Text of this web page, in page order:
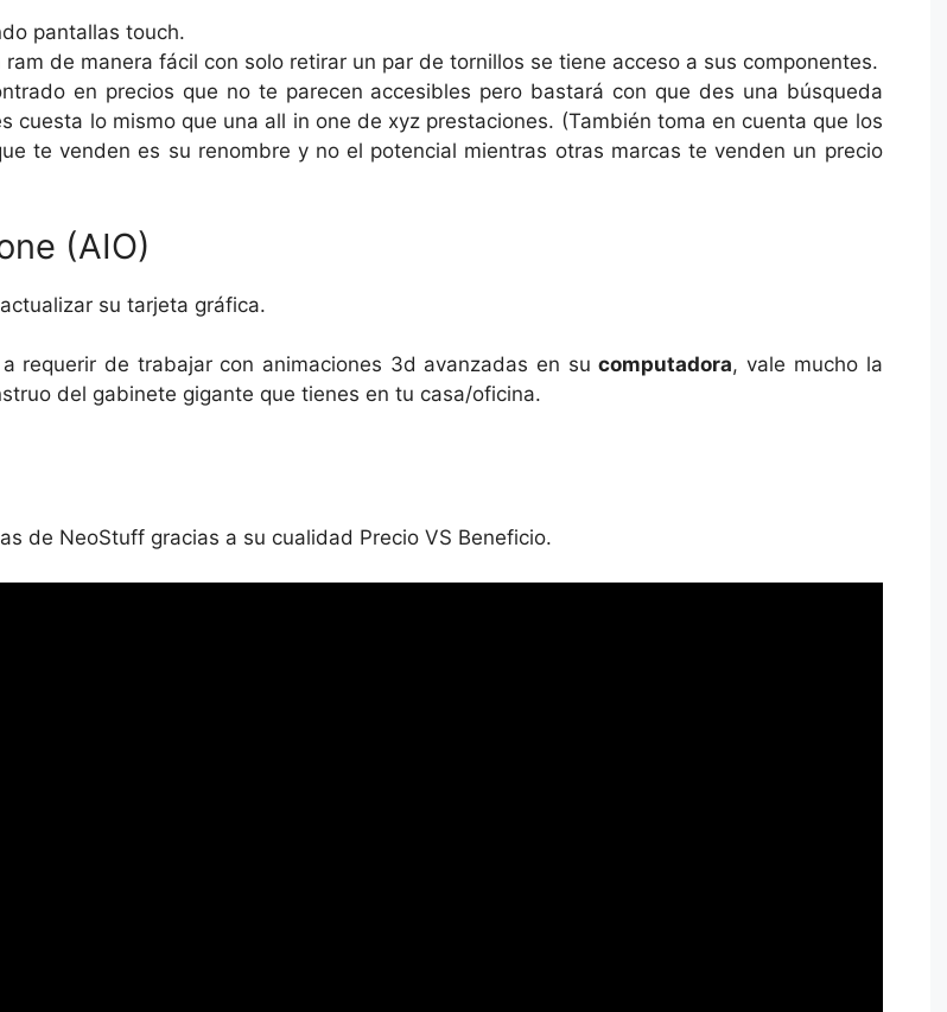
pantallas touch.
de manera fácil con solo retirar un par de tornillos se tiene acceso a sus componentes.
en precios que no te parecen accesibles pero bastará con que des una búsqueda
cuesta lo mismo que una all in one de xyz prestaciones. (También toma en cuenta que los
te venden es su renombre y no el potencial mientras otras marcas te venden un precio
(AIO)
su tarjeta gráfica.
requerir de trabajar con animaciones 3d avanzadas en sucomputadora, vale mucho la
del gabinete gigante que tienes en tu casa/oficina.
de NeoStuff gracias a su cualidad Precio VS Beneficio.